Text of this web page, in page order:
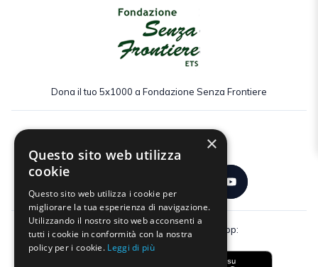
Dona il tuo 5x1000 a Fondazione Senza Frontiere
Scarica gratuitamente la nostra app:
×
Questo sito web utilizza
cookie
Questo sito web utilizza i cookie per
migliorare la tua esperienza di navigazione.
Utilizzando il nostro sito web acconsenti a
tutti i cookie in conformità con la nostra
policy per i cookie. Leggi di più